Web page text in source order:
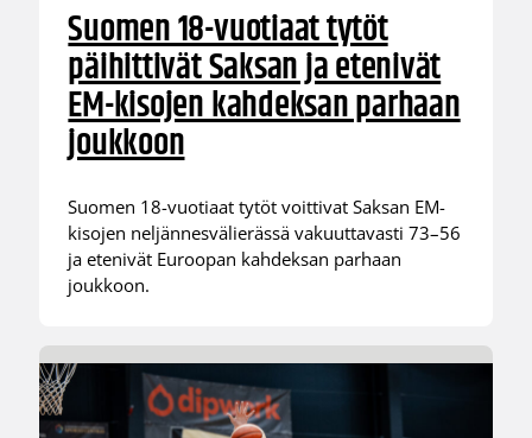
Suomen 18-vuotiaat tytöt
päihittivät Saksan ja etenivät
EM-kisojen kahdeksan parhaan
joukkoon
Suomen 18-vuotiaat tytöt voittivat Saksan EM-
kisojen neljännesvälierässä vakuuttavasti 73–56
ja etenivät Euroopan kahdeksan parhaan
joukkoon.